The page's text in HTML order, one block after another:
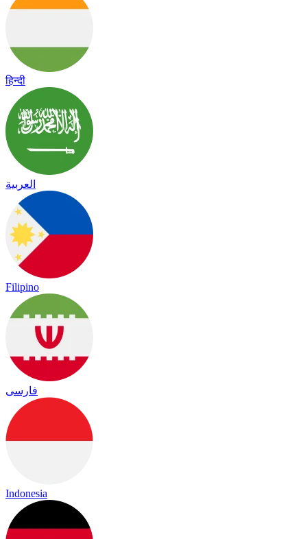
हिन्दी
العربية
Filipino
فارسی
Indonesia